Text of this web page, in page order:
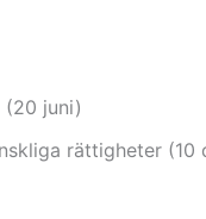
(20 juni)
rättigheter (10